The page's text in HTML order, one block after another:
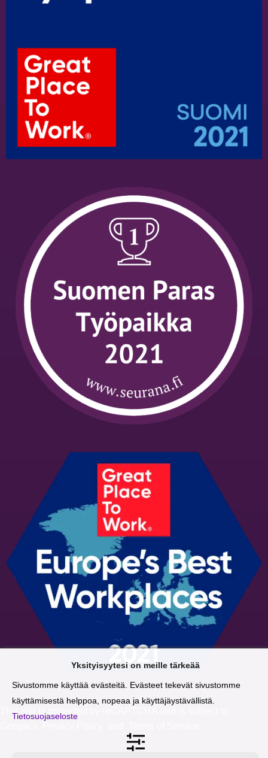
This site is protected by reCAPTCHA and is subject to
Yksityisyytesi on meille tärkeää
Sivustomme käyttää evästeitä. Evästeet tekevät sivustomme
käyttämisestä helppoa, nopeaa ja käyttäjäystävällistä.
Tietosuojaseloste